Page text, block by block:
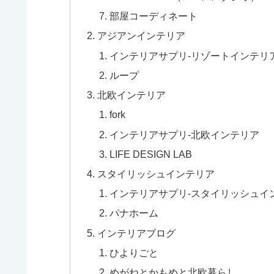
部屋コーディネート
アジアンインテリア
インテリアサプリ-リゾートインテリ
ループ
北欧インテリア
fork
インテリアサプリ-北欧インテリア
LIFE DESIGN LAB
スタイリッシュインテリア
インテリアサプリ-スタイリッシュイ
パナホーム
インテリアブログ
ひよりごと